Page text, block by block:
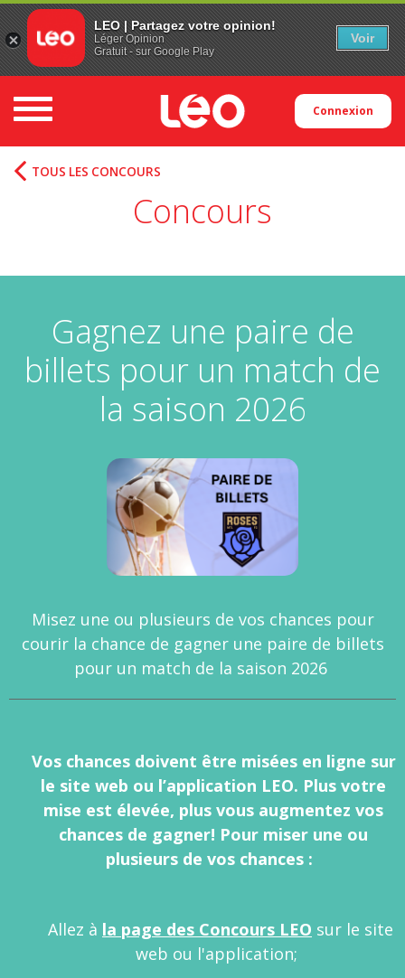
Toggle navigation Connexion
Concours
TOUS LES CONCOURS
Gagnez une paire de
billets pour un match de
la saison 2026
Misez une ou plusieurs de vos chances pour
courir la chance de gagner une paire de billets
pour un match de la saison 2026
Vos chances doivent être misées en ligne sur
le site web ou l’application LEO. Plus votre
mise est élevée, plus vous augmentez vos
chances de gagner! Pour miser une ou
plusieurs de vos chances :
Allez à la page des Concours LEO sur le site
web ou l'application;
LEO | Partagez votre opinion!
Léger Opinion
Gratuit - sur Google Play
Voir